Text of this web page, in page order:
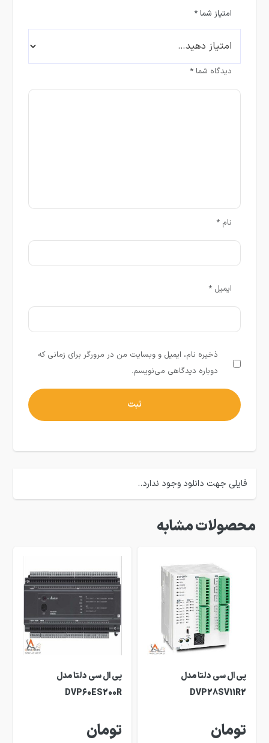
امتیاز شما*
دیدگاه شما*
نام*
ایمیل*
ذخیره نام، ایمیل و وبسایت من در مرورگر برای زمانی که
دوباره دیدگاهی می‌نویسم.
فایلی جهت دانلود وجود ندارد..
محصولات مشابه
پی ال سی دلتا مدل
DVP28SV11R2
تومان
پی ال سی دلتا مدل
DVP60ES200R
تومان